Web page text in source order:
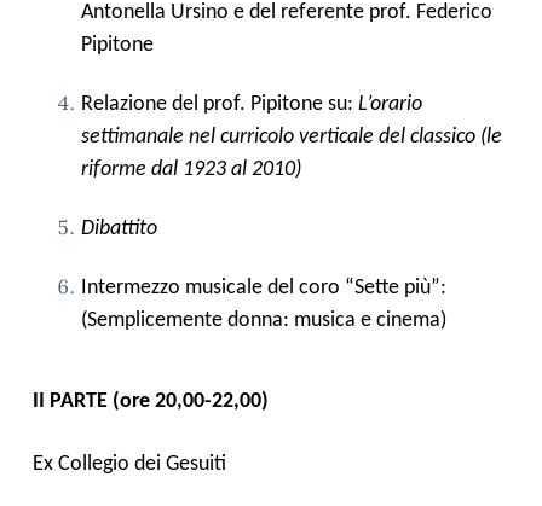
Antonella Ursino e del referente prof. Federico
Pipitone
Relazione del prof. Pipitone su: L’orario
settimanale nel curricolo verticale del classico (le
riforme dal 1923 al 2010)
Dibattito
Intermezzo musicale del coro “Sette più”:
(Semplicemente donna: musica e cinema)
II PARTE (ore 20,00-22,00)
Ex Collegio dei Gesuiti